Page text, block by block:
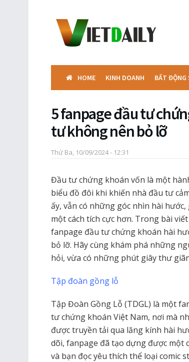
HOME KINH DOANH BẤT ĐỘNG
5 fanpage đầu tư
tư không nên bỏ lỡ
Thứ Ba, 10/09/2024 - 12:31
Đầu tư chứng khoán vốn là một
biểu đồ đôi khi khiến nhà đầu tư
ấy, vẫn có những góc nhìn hài
một cách tích cực hơn. Trong bài
fanpage đầu tư chứng khoán hài
bỏ lỡ. Hãy cùng khám phá những
hỏi, vừa có những phút giây thư
Tập đoàn gồng lỗ
Tập Đoàn Gồng Lỗ (TDGL) là một
tư chứng khoán Việt Nam, nơi mà
được truyền tải qua lăng kính hài
dõi, fanpage đã tạo dựng được
và bạn đọc yêu thích thể loại comic